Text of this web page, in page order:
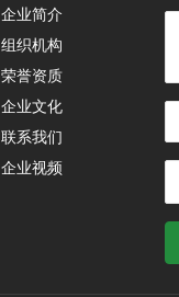
企业简介
组织机构
荣誉资质
企业文化
联系我们
企业视频